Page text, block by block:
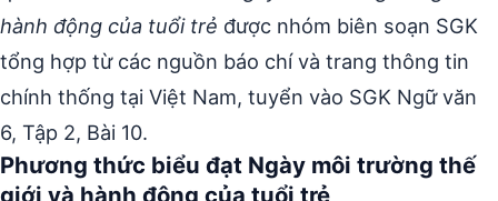
hành động của tuổi trẻ được nhóm biên soạn SGK
tổng hợp từ các nguồn báo chí và trang thông tin
chính thống tại Việt Nam, tuyển vào SGK Ngữ văn
6, Tập 2, Bài 10.
Phương thức biểu đạt Ngày môi trường thế
giới và hành động của tuổi trẻ